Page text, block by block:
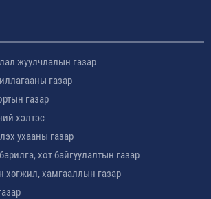
жуулчлалын газар
газар
газар
хэлтэс
ухааны газар
хот байгуулалтын газар
хөгжил, хамгааллын газар